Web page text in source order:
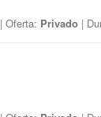
| Oferta: Privado |